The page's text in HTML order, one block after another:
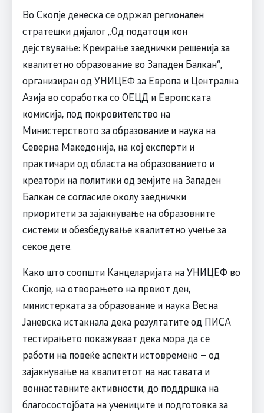
Во Скопје денеска се одржал регионален
стратешки дијалог „Од податоци кон
дејствување: Креирање заеднички решенија за
квалитетно образование во Западен Балкан“,
организиран од УНИЦЕФ за Европа и Централна
Азија во соработка со ОЕЦД и Европската
комисија, под покровителство на
Министерството за образование и наука на
Северна Македонија, на кој експерти и
практичари од областа на образованието и
креатори на политики од земјите на Западен
Балкан се согласиле околу заеднички
приоритети за зајакнување на образовните
системи и обезбедување квалитетно учење за
секое дете.
Како што соопшти Канцеларијата на УНИЦЕФ во
Скопје, на отворањето на првиот ден,
министерката за образование и наука Весна
Јаневска истакнала дека резултатите од ПИСА
тестирањето покажуваат дека мора да се
работи на повеќе аспекти истовремено – од
зајакнување на квалитетот на наставата и
воннаставните активности, до поддршка на
благосостојбата на учениците и подготовка за